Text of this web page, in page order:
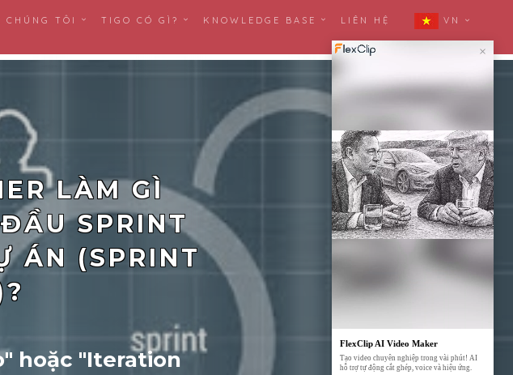
CHÚNG TÔI TIGO CÓ GÌ? KNOWLEDGE BASE LIÊN HỆ VN
LÀM GÌ
SPRINT
ÁN (SPRINT
hoặc "Iteration
×
FlexClip AI Video Maker
Tạo video chuyên nghiệp trong vài phút! AI
hỗ trợ tự động cắt ghép, voice và hiệu ứng.